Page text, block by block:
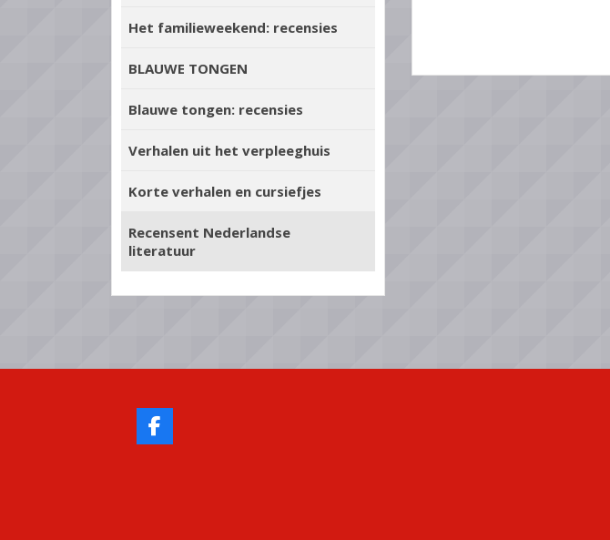
Het familieweekend: recensies
BLAUWE TONGEN
Blauwe tongen: recensies
Verhalen uit het verpleeghuis
Korte verhalen en cursiefjes
Recensent Nederlandse
literatuur